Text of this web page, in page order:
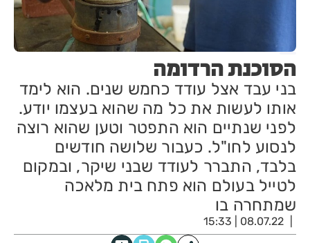
הסוכנת הרדומה
בני עבד אצל עודד כחמש שנים. הוא לימד
אותו לעשות את כל מה שהוא בעצמו יודע.
לפני שנתיים הוא התפטר וטען שהוא רוצה
לנסוע לחו"ל. כעבור שלושה חודשים
בלבד, התברר לעודד שבני שיקר, ובמקום
לטייל בעולם הוא פתח בית מלאכה
שמתחרה בו
08.07.22 | 15:33